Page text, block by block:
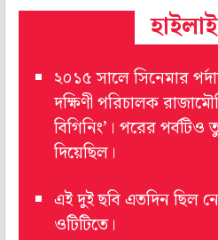
২০১৫ সালে সিনেমার
দক্ষিণী পরিচালক
বিগিনিং’। পরের
দিয়েছিল।
এই দুই ছবি এতদিন ছিল
ওটিটিতে।